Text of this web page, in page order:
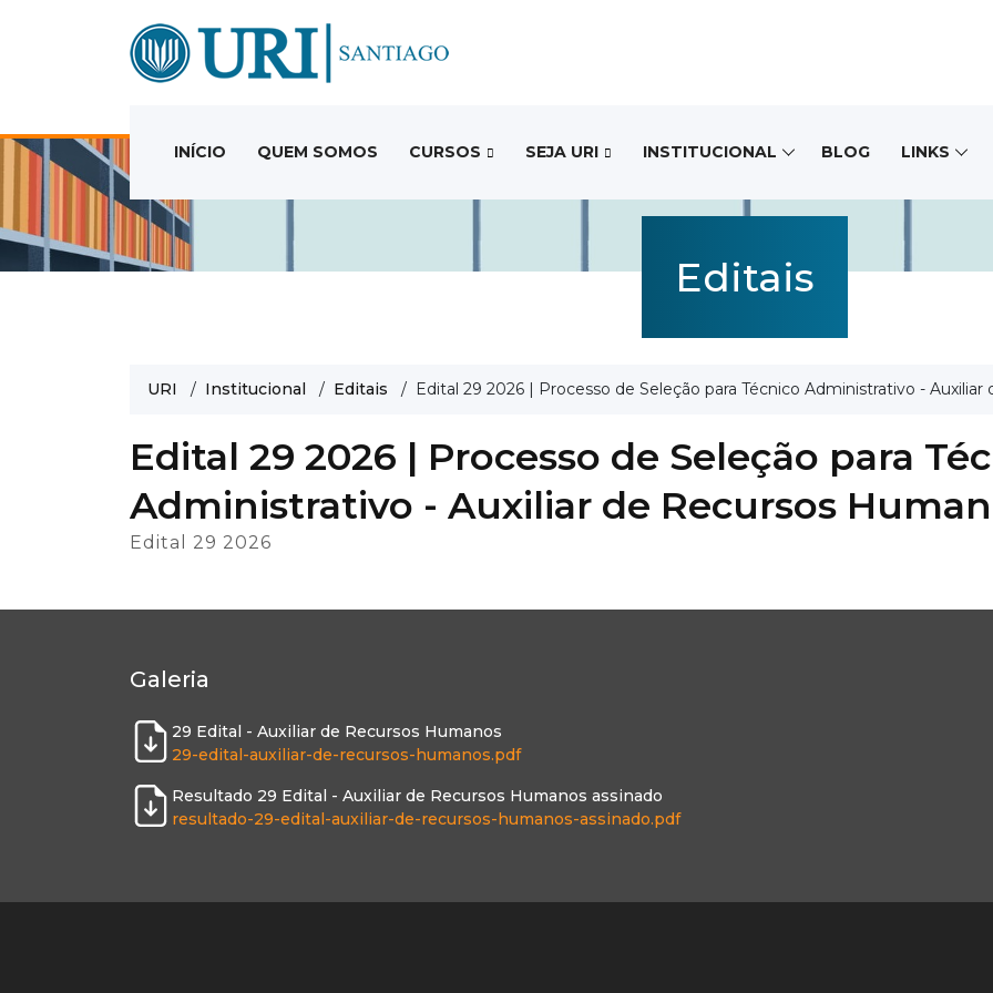
INÍCIO QUEM SOMOS CURSOS SEJA URI INSTITUCIONAL BLOG LINKS
Editais
URI / Institucional / Editais / Edital 29 2026 | Processo de Seleção para Técnico Administrativo - Auxiliar
Edital 29 2026 | Processo de Seleção para
Administrativo - Auxiliar de Recursos
Edital 29 2026
Galeria
29 Edital - Auxiliar de Recursos Humanos
29-edital-auxiliar-de-recursos-humanos.pdf
Resultado 29 Edital - Auxiliar de Recursos Humanos assinado
resultado-29-edital-auxiliar-de-recursos-humanos-assinado.pdf